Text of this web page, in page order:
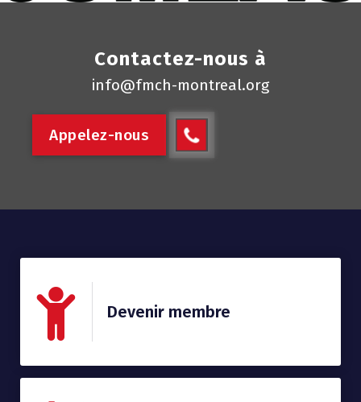
Contactez-nous à
info@fmch-montreal.org
Appelez-nous
Devenir membre